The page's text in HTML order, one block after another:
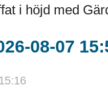
i höjd med
08-07